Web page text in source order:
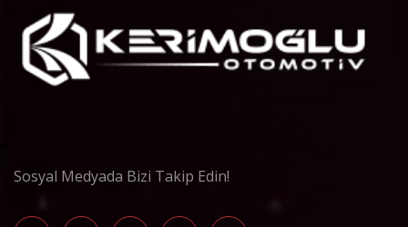
Sosyal Medyada Bizi Takip Edin!